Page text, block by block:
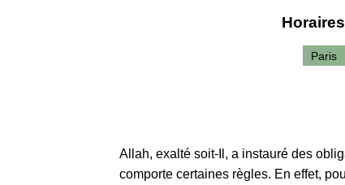
Paris
Allah, exalté soit-Il, a instauré des
comporte certaines règles. En effet,